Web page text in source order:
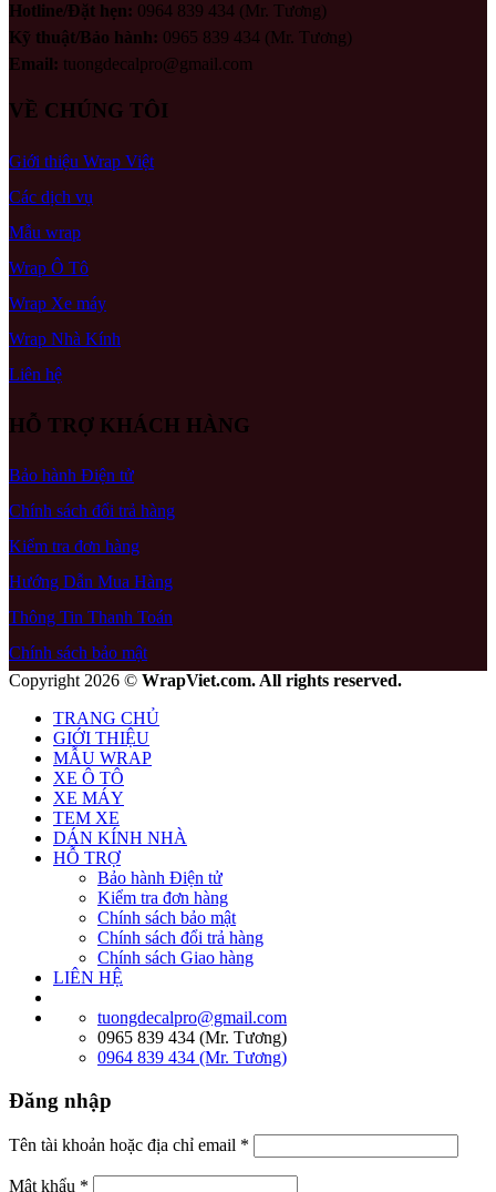
Hotline/Đặt hẹn: 0964 839 434 (Mr. Tương)
Kỹ thuật/Bảo hành: 0965 839 434 (Mr. Tương)
Email: tuongdecalpro@gmail.com
VỀ CHÚNG TÔI
Giới thiệu Wrap Việt
Các dịch vụ
Mẫu wrap
Wrap Ô Tô
Wrap Xe máy
Wrap Nhà Kính
Liên hệ
HỖ TRỢ KHÁCH HÀNG
Bảo hành Điện tử
Chính sách đổi trả hàng
Kiểm tra đơn hàng
Hướng Dẫn Mua Hàng
Thông Tin Thanh Toán
Chính sách bảo mật
Copyright 2026 © WrapViet.com. All rights reserved.
TRANG CHỦ
GIỚI THIỆU
MẪU WRAP
XE Ô TÔ
XE MÁY
TEM XE
DÁN KÍNH NHÀ
HỖ TRỢ
Bảo hành Điện tử
Kiểm tra đơn hàng
Chính sách bảo mật
Chính sách đổi trả hàng
Chính sách Giao hàng
LIÊN HỆ
tuongdecalpro@gmail.com
0965 839 434 (Mr. Tương)
0964 839 434 (Mr. Tương)
Đăng nhập
Tên tài khoản hoặc địa chỉ email *
Mật khẩu *